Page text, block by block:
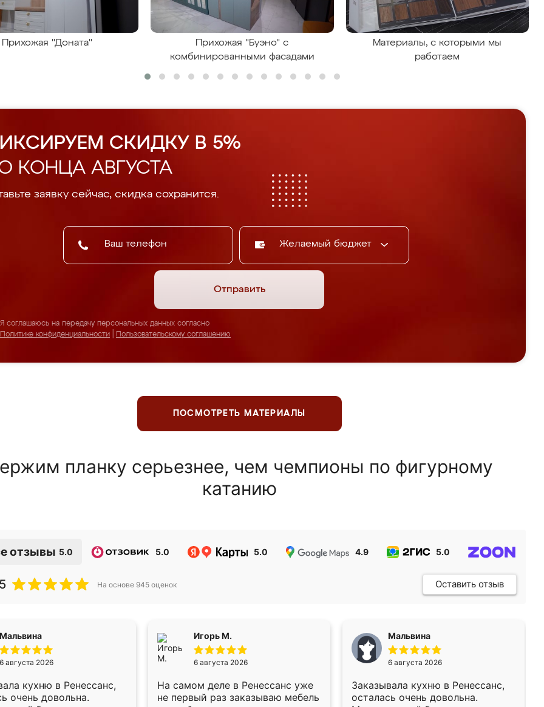
Прихожая "Доната"
Прихожая "Буэно" с
комбинированными фасадами
Материалы, с которыми мы
работаем
СКИДКУ В 5%
КОНЦА АВГУСТА
заявку сейчас, скидка сохранится.
Желаемый бюджет
Отправить
Я соглашаюсь на передачу персональных данных согласно
Политике конфиденциальности
Пользовательскому соглашению
ПОСМОТРЕТЬ МАТЕРИАЛЫ
планку серьезнее, чем чемпионы по фигурному
катанию
отзывы 5.0 5.0 5.0 4.9 5.0
На основе 945 оценок Оставить отзыв
Мальвина
6 августа 2026
кухню в Ренессанс,
очень довольна.
Игорь М.
6 августа 2026
На самом деле в Ренессанс уже
не первый раз заказываю мебель
Мальвина
6 августа 2026
Заказывала кухню в Ренессанс,
осталась очень довольна.